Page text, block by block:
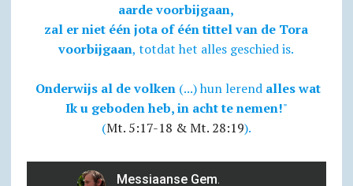
aarde voorbijgaan,
zal er niet één jota of één tittel van de Tora
voorbijgaan, totdat het alles geschied is.
Onderwijs al de volken(...) hun lerend alles wat
Ik u geboden heb, in acht te nemen!"
(Mt. 5:17-18 & Mt. 28:19).